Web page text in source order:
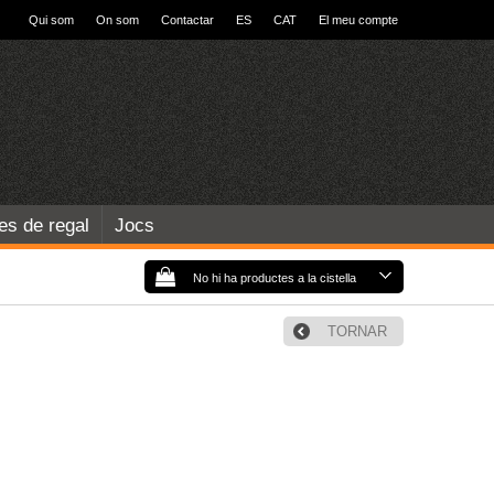
Qui som On som Contactar ES CAT El meu compte
de regal Jocs
No hi ha productes a la cistella
TORNAR